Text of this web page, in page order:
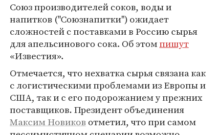
Союз производителей соков, воды и
напитков ("Союзнапитки") ожидает
сложностей с поставками в Россию сырья
для апельсинового сока. Об этомпишут
«Известия».
Отмечается, что нехватка сырья связана как
с логистическими проблемами из Европы и
США, так и с его подорожанием у прежних
поставщиков. Президент объединения
Максим Новиков отметил, что при самом